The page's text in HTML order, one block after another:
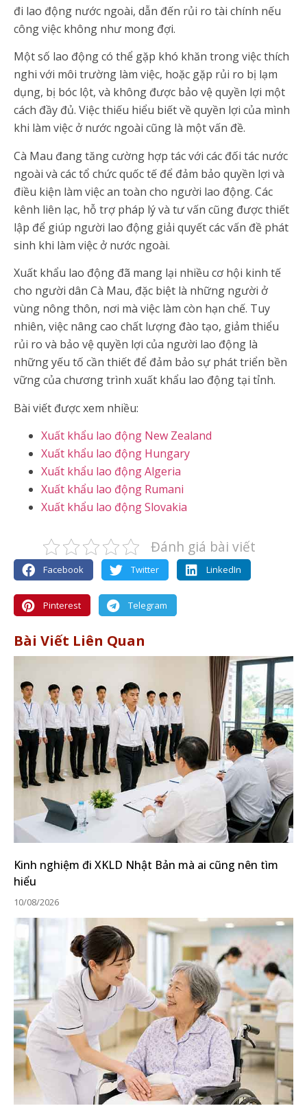
đi lao động nước ngoài, dẫn đến rủi ro tài chính nếu
công việc không như mong đợi.
Một số lao động có thể gặp khó khăn trong việc thích
nghi với môi trường làm việc, hoặc gặp rủi ro bị lạm
dụng, bị bóc lột, và không được bảo vệ quyền lợi một
cách đầy đủ. Việc thiếu hiểu biết về quyền lợi của mình
khi làm việc ở nước ngoài cũng là một vấn đề.
Cà Mau đang tăng cường hợp tác với các đối tác nước
ngoài và các tổ chức quốc tế để đảm bảo quyền lợi và
điều kiện làm việc an toàn cho người lao động. Các
kênh liên lạc, hỗ trợ pháp lý và tư vấn cũng được thiết
lập để giúp người lao động giải quyết các vấn đề phát
sinh khi làm việc ở nước ngoài.
Xuất khẩu lao động đã mang lại nhiều cơ hội kinh tế
cho người dân Cà Mau, đặc biệt là những người ở
vùng nông thôn, nơi mà việc làm còn hạn chế. Tuy
nhiên, việc nâng cao chất lượng đào tạo, giảm thiểu
rủi ro và bảo vệ quyền lợi của người lao động là
những yếu tố cần thiết để đảm bảo sự phát triển bền
vững của chương trình xuất khẩu lao động tại tỉnh.
Bài viết được xem nhiều:
Xuất khẩu lao động New Zealand
Xuất khẩu lao động Hungary
Xuất khẩu lao động Algeria
Xuất khẩu lao động Rumani
Xuất khẩu lao động Slovakia
Đánh giá bài viết
Facebook Twitter LinkedIn
Pinterest Telegram
Bài Viết Liên Quan
Kinh nghiệm đi XKLD Nhật Bản mà ai cũng nên tìm
hiểu
10/08/2026